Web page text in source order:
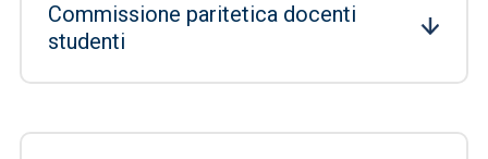
Commissione paritetica docenti
studenti